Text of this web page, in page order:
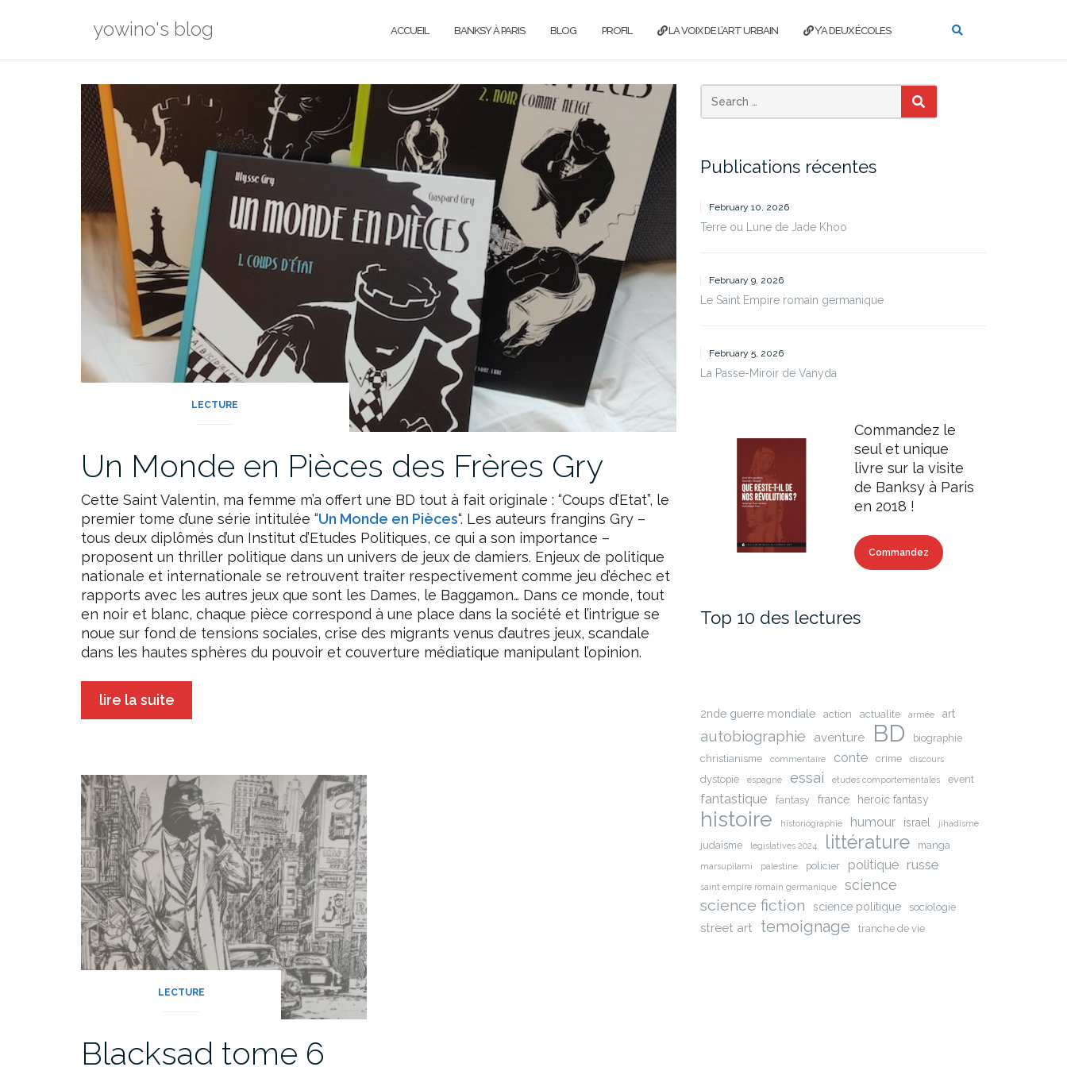
yowino's blog ACCUEIL BANKSY À PARIS BLOG PROFIL LA VOIX DE L’ART URBAIN Y’A DEUX ÉCOLES
LECTURE
Un Monde en Pièces des Frères Gry
Cette Saint Valentin, ma femme m’a offert une BD tout à fait originale : “Coups d’Etat”, le
premier tome d’une série intitulée “Un Monde en Pièces“. Les auteurs frangins Gry –
tous deux diplômés d’un Institut d’Etudes Politiques, ce qui a son importance –
proposent un thriller politique dans un univers de jeux de damiers. Enjeux de politique
nationale et internationale se retrouvent traiter respectivement comme jeu d’échec et
rapports avec les autres jeux que sont les Dames, le Baggamon… Dans ce monde, tout
en noir et blanc, chaque pièce correspond à une place dans la société et l’intrigue se
noue sur fond de tensions sociales, crise des migrants venus d’autres jeux, scandale
dans les hautes sphères du pouvoir et couverture médiatique manipulant l’opinion.
lire la suite
LECTURE
Blacksad tome 6
SEARCH
Publications récentes
February 10, 2026
Terre ou Lune de Jade Khoo
February 9, 2026
Le Saint Empire romain germanique
February 5, 2026
La Passe-Miroir de Vanyda
Commandez le
seul et unique
livre sur la visite
de Banksy à Paris
en 2018 !
Commandez
Top 10 des lectures
2nde guerre mondiale action actualite armée art
autobiographie aventure BD
biographie
christianisme
commentaire conte crime discours
dystopie espagne essai etudes comportementales event
fantastique fantasy france heroic fantasy
histoire historiographie humour israel jihadisme
judaïsme legislatives 2024 littérature manga
marsupilami palestine policier politique russe
saint empire romain germanique science
science fiction science politique sociologie
street art temoignage tranche de vie